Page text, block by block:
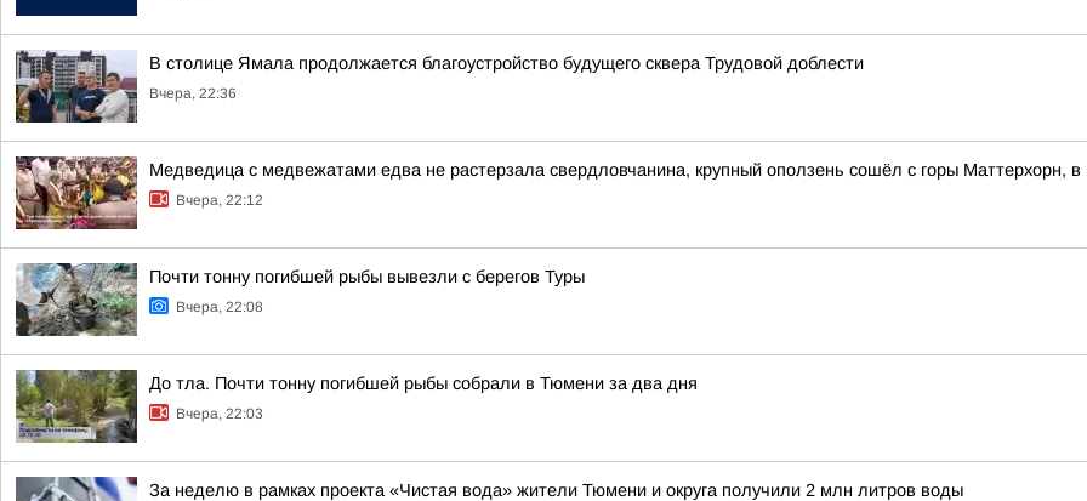
В столице Ямала продолжается благоустройство будущего сквера Трудовой доблести
Вчера, 22:36
Медведица с медвежатами едва не растерзала свердловчанина, крупный оползень сошёл с горы Маттерхорн,
Вчера, 22:12
Почти тонну погибшей рыбы вывезли с берегов Туры
Вчера, 22:08
До тла. Почти тонну погибшей рыбы собрали в Тюмени за два дня
Вчера, 22:03
За неделю в рамках проекта «Чистая вода» жители Тюмени и округа получили 2 млн литров воды